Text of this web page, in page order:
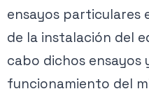
ensayos particulares
de la instalación del
cabo dichos
funcionamiento del